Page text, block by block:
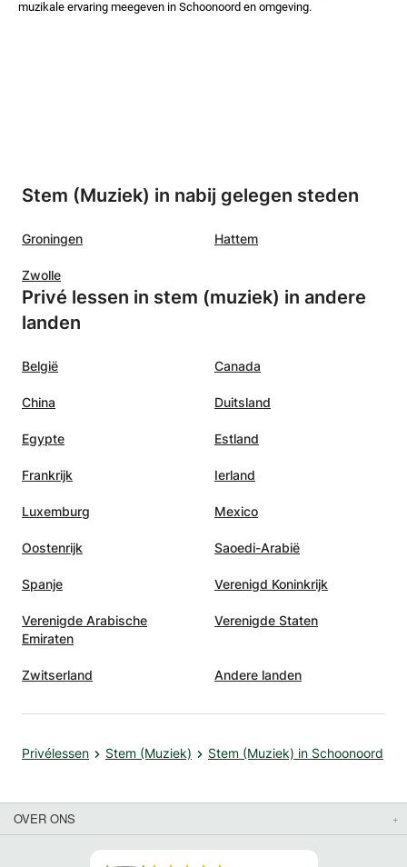
muzikale ervaring meegeven in Schoonoord en omgeving.
Stem (Muziek) in nabij gelegen steden
Groningen Hattem
Zwolle
Privé lessen in stem (muziek) in andere
landen
België Canada
China Duitsland
Egypte Estland
Frankrijk Ierland
Luxemburg Mexico
Oostenrijk Saoedi-Arabië
Spanje Verenigd Koninkrijk
Verenigde Arabische
Emiraten
Verenigde Staten
Zwitserland Andere landen
Privélessen Stem (Muziek) Stem (Muziek) in Schoonoord
OVER ONS